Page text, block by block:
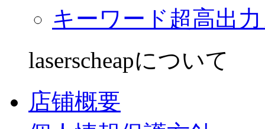
キーワード超高出
laserscheapについて
店铺概要